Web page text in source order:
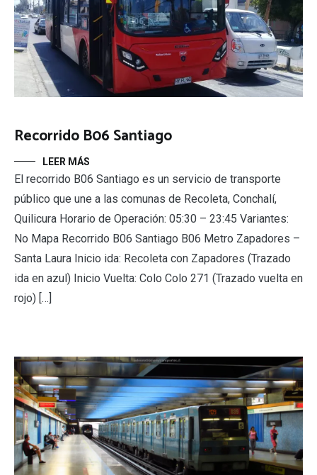
Recorrido B06 Santiago
LEER MÁS
El recorrido B06 Santiago es un servicio de transporte
público que une a las comunas de Recoleta, Conchalí,
Quilicura Horario de Operación: 05:30 – 23:45 Variantes:
No Mapa Recorrido B06 Santiago B06 Metro Zapadores –
Santa Laura Inicio ida: Recoleta con Zapadores (Trazado
ida en azul) Inicio Vuelta: Colo Colo 271 (Trazado vuelta en
rojo) […]